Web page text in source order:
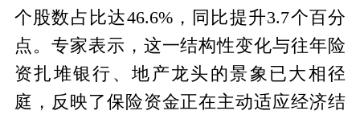
个股数占比达46.6%，同比提升3.7个百分
点。专家表示，这一结构性变化与往年险
资扎堆银行、地产龙头的景象已大相径
庭，反映了保险资金正在主动适应经济结